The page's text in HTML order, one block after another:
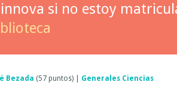
si no estoy
Bezada (57 puntos) Generales Ciencias